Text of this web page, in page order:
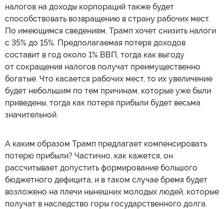
налогов на доходы корпораций также будет
способствовать возвращению в страну рабочих мест.
По имеющимся сведениям, Трамп хочет снизить налоги
с 35% до 15%. Предполагаемая потеря доходов
составит в год около 1% ВВП, тогда как выгоду
от сокращения налогов получат преимущественно
богатые. Что касается рабочих мест, то их увеличение
будет небольшим по тем причинам, которые уже были
приведены, тогда как потеря прибыли будет весьма
значительной.
А каким образом Трамп предлагает компенсировать
потерю прибыли? Частично, как кажется, он
рассчитывает допустить формирование большого
бюджетного дефицита, и в таком случае бремя будет
возложено на плечи нынешних молодых людей, которые
получат в наследство горы государственного долга.